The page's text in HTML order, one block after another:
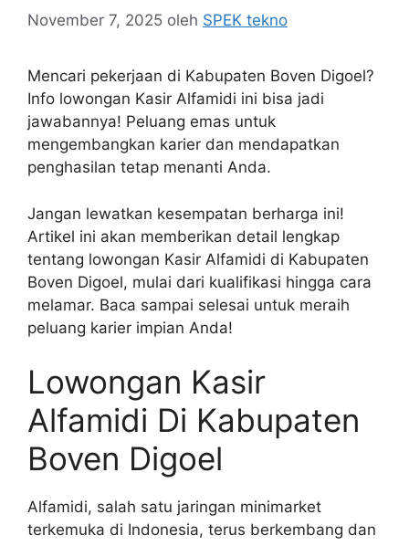
November 7, 2025 oleh SPEK tekno
Mencari pekerjaan di Kabupaten Boven Digoel?
Info lowongan Kasir Alfamidi ini bisa jadi
jawabannya! Peluang emas untuk
mengembangkan karier dan mendapatkan
penghasilan tetap menanti Anda.
Jangan lewatkan kesempatan berharga ini!
Artikel ini akan memberikan detail lengkap
tentang lowongan Kasir Alfamidi di Kabupaten
Boven Digoel, mulai dari kualifikasi hingga cara
melamar. Baca sampai selesai untuk meraih
peluang karier impian Anda!
Lowongan Kasir
Alfamidi Di Kabupaten
Boven Digoel
Alfamidi, salah satu jaringan minimarket
terkemuka di Indonesia, terus berkembang dan